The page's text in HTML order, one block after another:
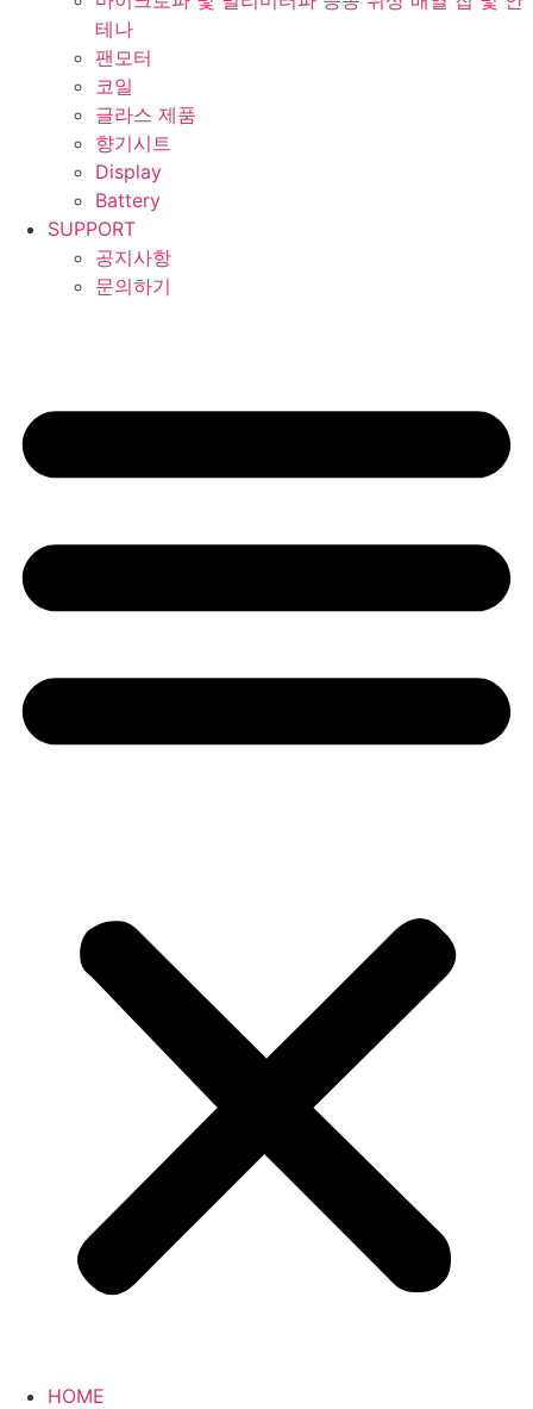
테나
팬모터
코일
글라스 제품
향기시트
Display
Battery
SUPPORT
공지사항
문의하기
HOME